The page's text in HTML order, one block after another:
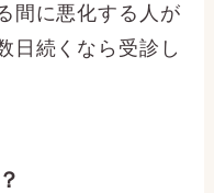
間に悪化する人が
日続くなら受診し